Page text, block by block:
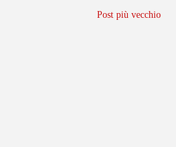
Post più vecchio